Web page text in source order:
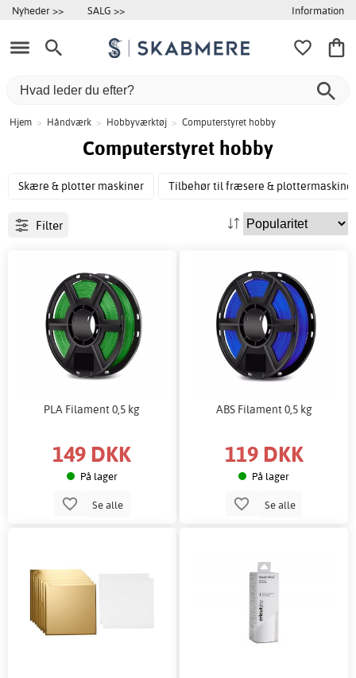
Nyheder >> SALG >> Information
Hjem > Håndværk > Hobbyværktøj > Computerstyret hobby
Computerstyret hobby
Skære & plotter maskiner Tilbehør til fræsere & plottermaskiner
Filter
PLA Filament 0,5 kg
149 DKK
På lager
Se alle
ABS Filament 0,5 kg
119 DKK
På lager
Se alle